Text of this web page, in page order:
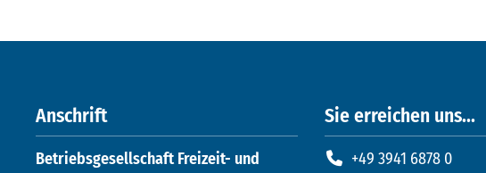
Anschrift
Betriebsgesellschaft Freizeit- und
Sie erreichen uns...
+49 3941 6878 0